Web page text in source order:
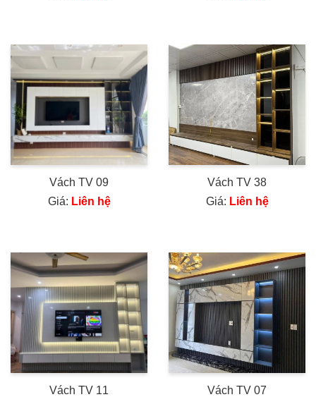
Vách TV 09
Giá: Liên hệ
Vách TV 38
Giá: Liên hệ
Vách TV 11
Vách TV 07